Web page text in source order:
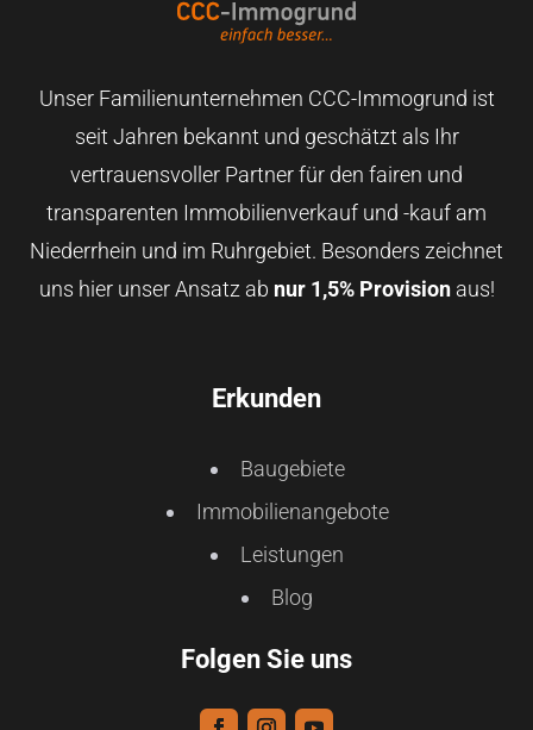
Unser Familienunternehmen CCC-Immogrund ist
seit Jahren bekannt und geschätzt als Ihr
vertrauensvoller Partner für den fairen und
transparenten Immobilienverkauf und -kauf am
Niederrhein und im Ruhrgebiet. Besonders zeichnet
uns hier unser Ansatz ab nur 1,5% Provisionaus!
Erkunden
Baugebiete
Immobilienangebote
Leistungen
Blog
Folgen Sie uns